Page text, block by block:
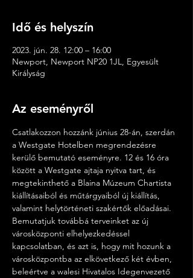
Idő és helyszín
2023. jún. 28. 12:00 – 16:00
Newport, Newport NP20 1JL, Egyesült
Királyság
Az eseményről
Csatlakozzon hozzánk június 28-án, szerdán
a Westgate Hotelben megrendezésre
kerülő bemutató eseményre. 12 és 16 óra
között a Westgate ajtaja nyitva tart, és
megtekinthető a Blaina Múzeum Chartista
kiállításaiból és műtárgyaiból új kiállítás,
valamint helytörténeti szakértők előadásai.
Bemutatjuk továbbá terveinket az új
városközponti elhelyezkedéssel
kapcsolatban, és azt is, hogy mit hozunk a
városközpontba az elkövetkező két évben,
beleértve a walesi Hivatalos Idegenvezető